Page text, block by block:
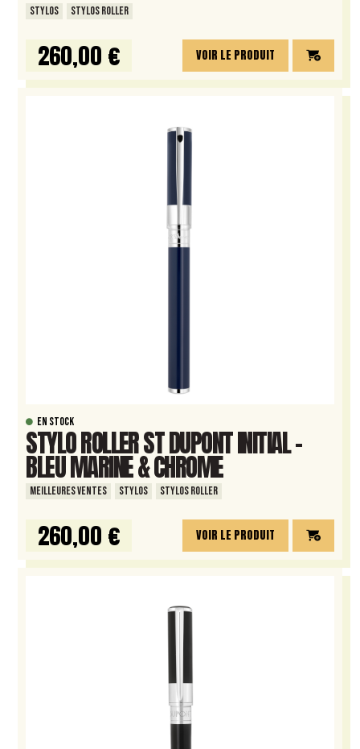
STYLOS STYLOS ROLLER
260,00 € VOIR LE PRODUIT
EN STOCK
STYLO ROLLER ST DUPONT INITIAL –
BLEU MARINE & CHROME
MEILLEURES VENTES STYLOS STYLOS ROLLER
260,00 € VOIR LE PRODUIT